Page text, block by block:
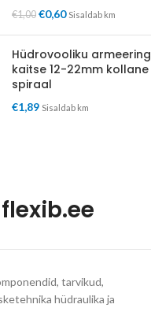
€1,00 €0,60 Sisaldab km
Hüdrovooliku armeering
kaitse 12-22mm kollane
spiraal
€1,89 Sisaldab km
tarvikud,
hüdraulika ja